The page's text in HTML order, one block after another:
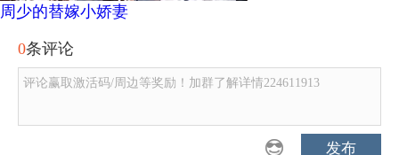
周少的替嫁小娇妻
0条评论
评论赢取激活码/周边等奖励！加群了解详情224611913
发布